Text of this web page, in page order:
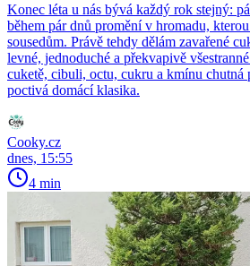
Konec léta u nás bývá každý rok stejný:
během pár dnů promění v hromadu,
sousedům. Právě tehdy dělám zavařené
levné, jednoduché a překvapivě
cuketě, cibuli, octu, cukru a kmínu chutná
poctivá domácí klasika.
Cooky.cz
dnes, 15:55
4 min